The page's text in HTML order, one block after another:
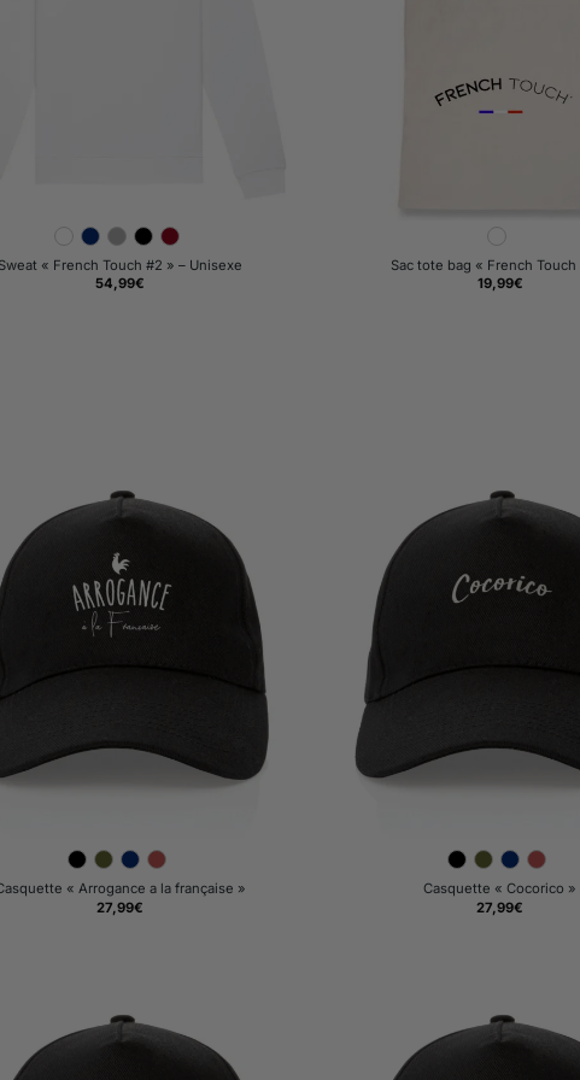
Sweat « French Touch #2 » – Unisexe
54,99€
Sac tote bag « French Touch
19,99€
« Arrogance a la française »
27,99€
Casquette « Cocorico »
27,99€